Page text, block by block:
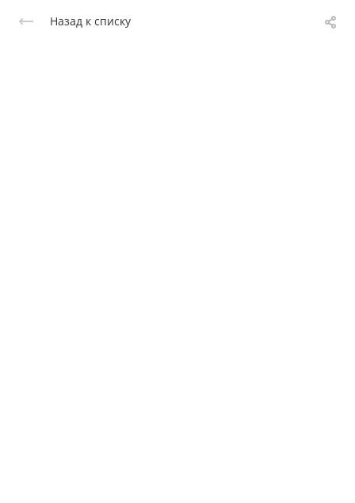
Назад к списку